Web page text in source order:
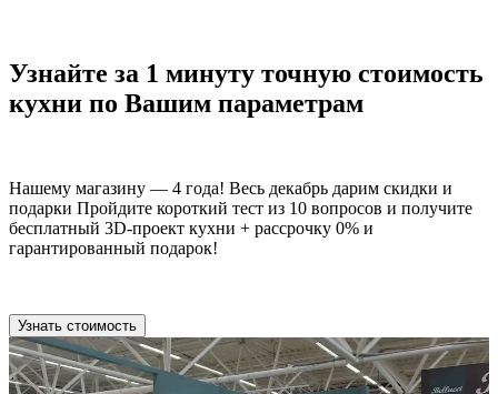
Узнайте за 1 минуту точную стоимость
кухни по Вашим параметрам
Нашему магазину — 4 года! Весь декабрь дарим скидки и
подарки Пройдите короткий тест из 10 вопросов и получите
бесплатный 3D-проект кухни + рассрочку 0% и
гарантированный подарок!
Узнать стоимость